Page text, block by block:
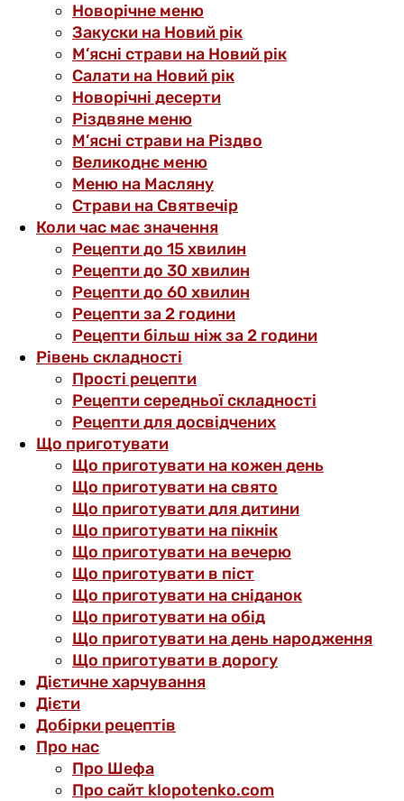
Новорічне меню
Закуски на Новий рік
М’ясні страви на Новий рік
Салати на Новий рік
Новорічні десерти
Різдвяне меню
М’ясні страви на Різдво
Великоднє меню
Меню на Масляну
Страви на Святвечір
Коли час має значення
Рецепти до 15 хвилин
Рецепти до 30 хвилин
Рецепти до 60 хвилин
Рецепти за 2 години
Рецепти більш ніж за 2 години
Рівень складності
Прості рецепти
Рецепти середньої складності
Рецепти для досвідчених
Що приготувати
Що приготувати на кожен день
Що приготувати на свято
Що приготувати для дитини
Що приготувати на пікнік
Що приготувати на вечерю
Що приготувати в піст
Що приготувати на сніданок
Що приготувати на обід
Що приготувати на день народження
Що приготувати в дорогу
Дієтичне харчування
Дієти
Добірки рецептів
Про нас
Про Шефа
Про сайт klopotenko.com